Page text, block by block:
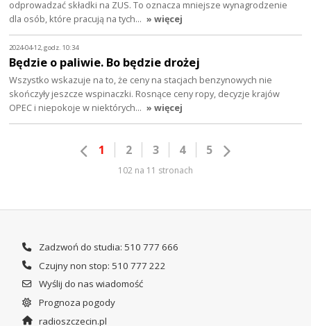
odprowadzać składki na ZUS. To oznacza mniejsze wynagrodzenie
dla osób, które pracują na tych… » więcej
2024-04-12, godz. 10:34
Będzie o paliwie. Bo będzie drożej
Wszystko wskazuje na to, że ceny na stacjach benzynowych nie
skończyły jeszcze wspinaczki. Rosnące ceny ropy, decyzje krajów
OPEC i niepokoje w niektórych… » więcej
1 2 3 4 5
102 na 11 stronach
Zadzwoń do studia: 510 777 666
Czujny non stop: 510 777 222
Wyślij do nas wiadomość
Prognoza pogody
radioszczecin.pl